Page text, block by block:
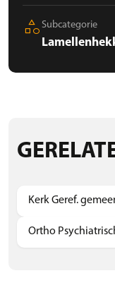
category Subcategorie
Kerk Geref.
Ortho